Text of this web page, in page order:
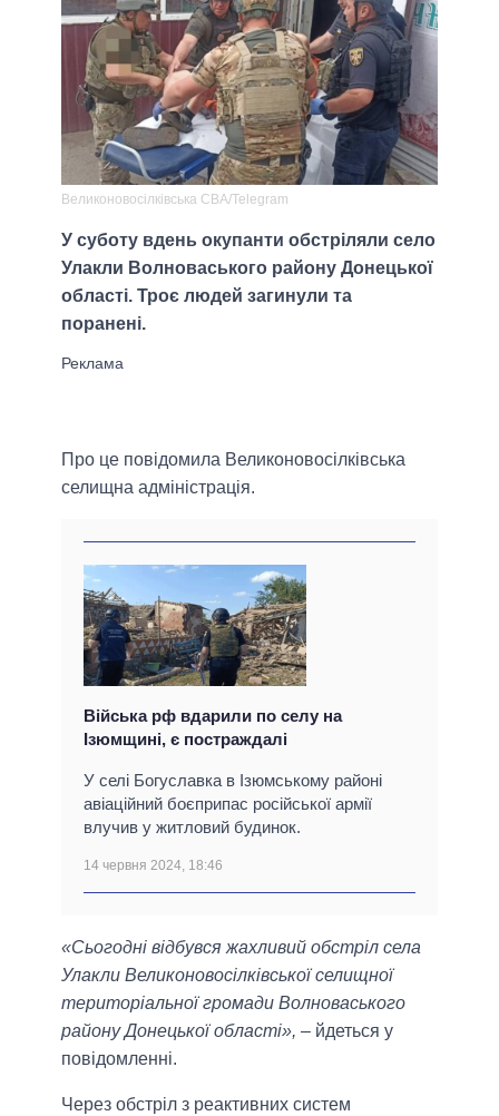
Великоновосілківська СВА/Telegram
У суботу вдень окупанти обстріляли село
Улакли Волноваського району Донецької
області. Троє людей загинули та
поранені.
Про це повідомила Великоновосілківська
селищна адміністрація.
Війська рф вдарили по селу на
Ізюмщині, є постраждалі
У селі Богуславка в Ізюмському районі
авіаційний боєприпас російської армії
влучив у житловий будинок.
14 червня 2024, 18:46
«Сьогодні відбувся жахливий обстріл села
Улакли Великоновосілківської селищної
територіальної громади Волноваського
району Донецької області», – йдеться у
повідомленні.
Через обстріл з реактивних систем